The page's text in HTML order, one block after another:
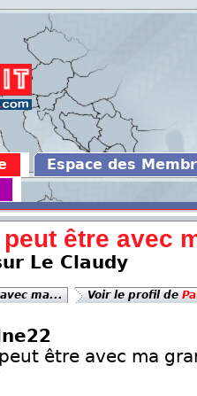
Espace des
être avec
Le Claudy
ma... Voir le profil de
être avec ma